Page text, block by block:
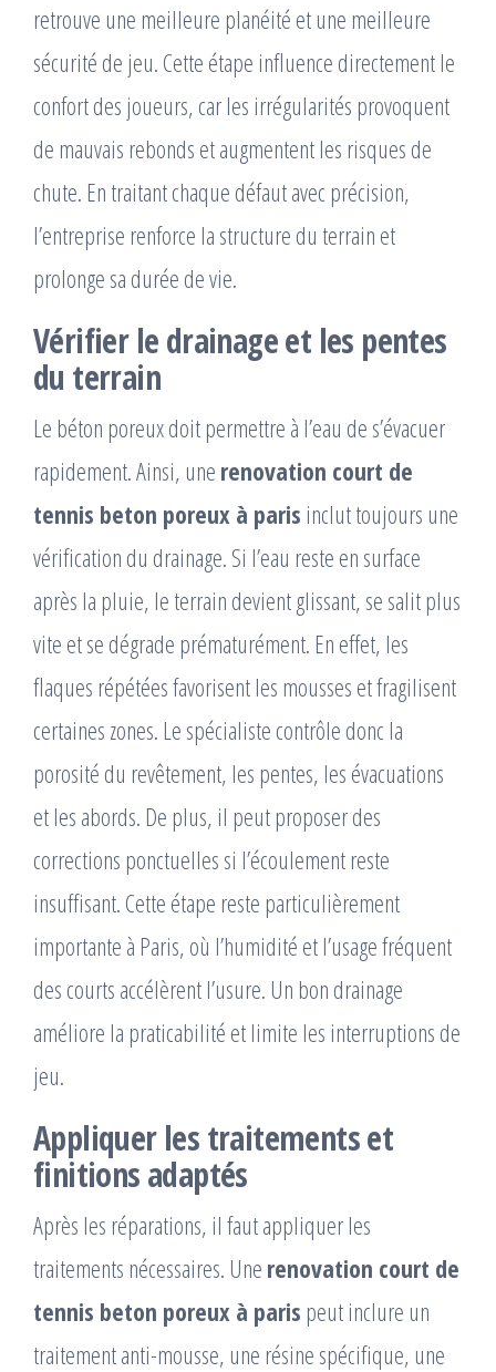
retrouve une meilleure planéité et une meilleure
sécurité de jeu. Cette étape influence directement le
confort des joueurs, car les irrégularités provoquent
de mauvais rebonds et augmentent les risques de
chute. En traitant chaque défaut avec précision,
l’entreprise renforce la structure du terrain et
prolonge sa durée de vie.
Vérifier le drainage et les pentes
du terrain
Le béton poreux doit permettre à l’eau de s’évacuer
rapidement. Ainsi, une renovation court de
tennis beton poreux à paris inclut toujours une
vérification du drainage. Si l’eau reste en surface
après la pluie, le terrain devient glissant, se salit plus
vite et se dégrade prématurément. En effet, les
flaques répétées favorisent les mousses et fragilisent
certaines zones. Le spécialiste contrôle donc la
porosité du revêtement, les pentes, les évacuations
et les abords. De plus, il peut proposer des
corrections ponctuelles si l’écoulement reste
insuffisant. Cette étape reste particulièrement
importante à Paris, où l’humidité et l’usage fréquent
des courts accélèrent l’usure. Un bon drainage
améliore la praticabilité et limite les interruptions de
jeu.
Appliquer les traitements et
finitions adaptés
Après les réparations, il faut appliquer les
traitements nécessaires. Une renovation court de
tennis beton poreux à paris peut inclure un
traitement anti-mousse, une résine spécifique, une